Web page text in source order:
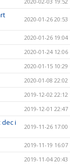
2020-01-26 20:53
2020-01-26 19:04
2020-01-24 12:06
2020-01-15 10:29
2020-01-08 22:02
2019-12-02 22:12
2019-12-01 22:47
i
2019-11-26 17:00
2019-11-19 16:07
2019-11-04 20:43